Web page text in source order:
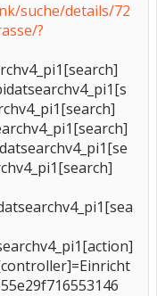
suche/details/72
?